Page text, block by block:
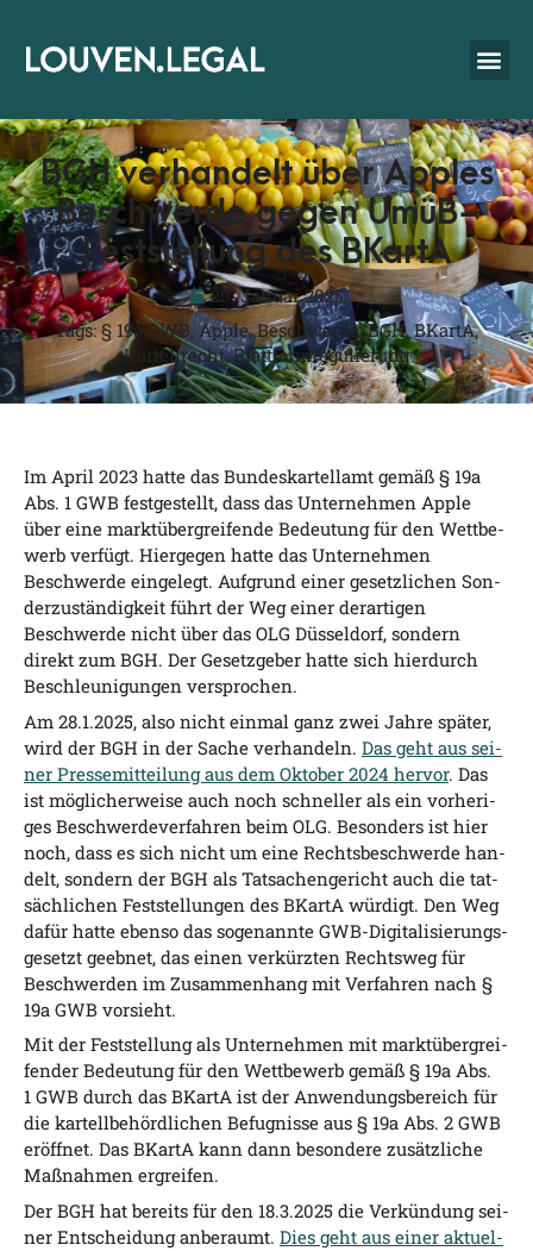
BGH verhandelt über Apples
Beschwerde gegen UmüB-
Feststellung des BKartA
20. Januar 2025
Tags:§ 19a GWB,Apple,Beschwerde,BGH,BKartA,
Kartellrecht,Plattformregulierung
Im April 2023 hat­te das Bun­des­kar­tell­amt gemäß § 19a
Abs. 1 GWB fest­ge­stellt, dass das Unter­neh­men Apple
über eine markt­über­grei­fen­de Bedeu­tung für den Wett­be­
werb ver­fügt. Hier­ge­gen hat­te das Unter­neh­men
Beschwer­de ein­ge­legt. Auf­grund einer gesetz­li­chen Son­
der­zu­stän­dig­keit führt der Weg einer der­ar­ti­gen
Beschwer­de nicht über das OLG Düs­sel­dorf, son­dern
direkt zum BGH. Der Gesetz­ge­ber hat­te sich hier­durch
Beschleu­ni­gun­gen versprochen.
Am 28.1.2025, also nicht ein­mal ganz zwei Jah­re spä­ter,
wird der BGH in der Sache ver­han­deln. Das geht aus sei­
ner Pres­se­mit­tei­lung aus dem Okto­ber 2024 her­vor. Das
ist mög­li­cher­wei­se auch noch schnel­ler als ein vor­he­ri­
ges Beschwer­de­ver­fah­ren beim OLG. Beson­ders ist hier
noch, dass es sich nicht um eine Rechts­be­schwer­de han­
delt, son­dern der BGH als Tat­sa­chen­ge­richt auch die tat­
säch­li­chen Fest­stel­lun­gen des BKar­tA wür­digt. Den Weg
dafür hat­te eben­so das soge­nann­te GWB-Digi­ta­li­sie­rungs­
ge­setzt geeb­net, das einen ver­kürz­ten Rechts­weg für
Beschwer­den im Zusam­men­hang mit Ver­fah­ren nach §
19a GWB vorsieht.
Mit der Fest­stel­lung als Unter­neh­men mit markt­über­grei­
fen­der Bedeu­tung für den Wett­be­werb gemäß § 19a Abs.
1 GWB durch das BKar­tA ist der Anwen­dungs­be­reich für
die kar­tell­be­hörd­li­chen Befug­nis­se aus § 19a Abs. 2 GWB
eröff­net. Das BKar­tA kann dann beson­de­re zusätz­li­che
Maß­nah­men ergreifen.
Der BGH hat bereits für den 18.3.2025 die Ver­kün­dung sei­
ner Ent­schei­dung anbe­raumt. Dies geht aus einer aktu­el­